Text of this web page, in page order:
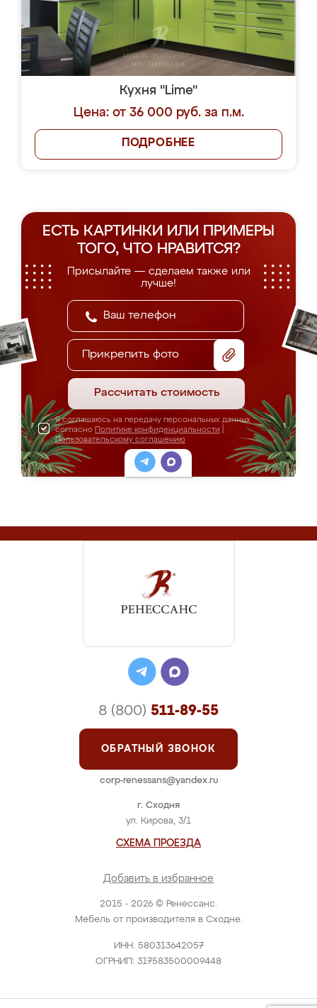
Кухня "Lime"
Цена: от 36 000 руб. за п.м.
ПОДРОБНЕЕ
ЕСТЬ КАРТИНКИ ИЛИ ПРИМЕРЫ
ТОГО, ЧТО НРАВИТСЯ?
Присылайте — сделаем также или
лучше!
Прикрепить фото
Рассчитать стоимость
Я соглашаюсь на передачу персональных данных
согласно Политике конфиденциальности
Пользовательскому соглашению
2015 - 2026 © Ренессанс.
Мебель от производителя в Сходне.
ИНН: 580313642057
ОГРНИП: 317583500009448
г. Сходня
ул. Кирова, 3/1
СХЕМА ПРОЕЗДА
Добавить в избранное
8 (800) 511-89-55
ОБРАТНЫЙ ЗВОНОК
corp-renessans@yandex.ru